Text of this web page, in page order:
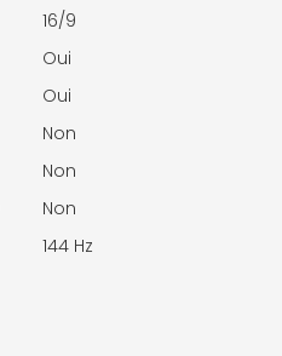
16/9
Oui
Oui
Non
Non
Non
144 Hz